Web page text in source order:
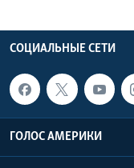
СОЦИАЛЬНЫЕ СЕТИ
ГОЛОС АМЕРИКИ